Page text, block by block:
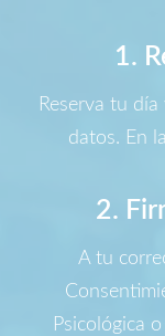
1.
Reserva tu
datos. En
2.
A tu
Psicológica